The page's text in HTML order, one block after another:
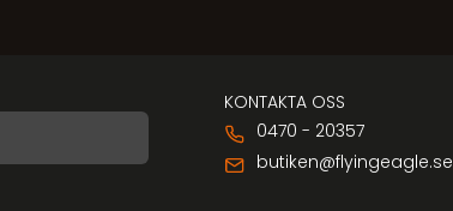
KONTAKTA OSS
0470 - 20357
butiken@flyingeagle.se